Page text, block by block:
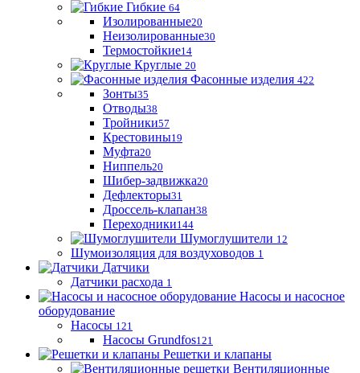
Гибкие 64
Изолированные20
Неизолированные30
Термостойкие14
Круглые 20
Фасонные изделия 422
Зонты35
Отводы38
Тройники57
Крестовины19
Муфта20
Ниппель20
Шибер-задвижка20
Дефлекторы31
Дроссель-клапан38
Переходники144
Шумоглушители 12
Шумоизоляция для воздуховодов 1
Датчики
Датчики расхода 1
Насосы и насосное
оборудование
Насосы 121
Насосы Grundfos121
Решетки и клапаны
Вентиляционные